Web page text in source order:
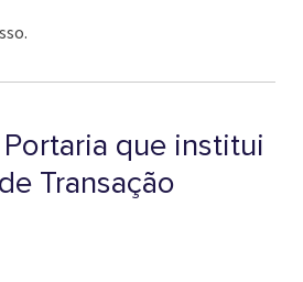
que institui
Transação